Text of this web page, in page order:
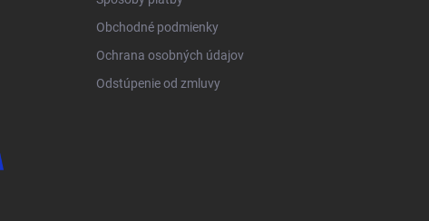
Obchodné podmienky
Ochrana osobných údajov
Odstúpenie od zmluvy